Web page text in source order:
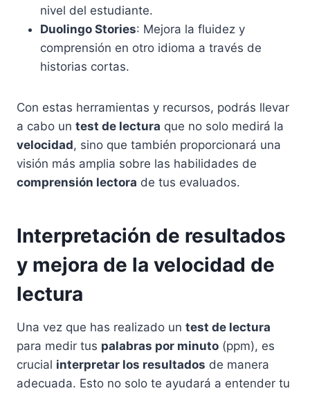
nivel del estudiante.
Duolingo Stories: Mejora la fluidez y
comprensión en otro idioma a través de
historias cortas.
Con estas herramientas y recursos, podrás llevar
a cabo un test de lectura que no solo medirá la
velocidad, sino que también proporcionará una
visión más amplia sobre las habilidades de
comprensión lectora de tus evaluados.
Interpretación de resultados
y mejora de la velocidad de
lectura
Una vez que has realizado un test de lectura
para medir tus palabras por minuto (ppm), es
crucial interpretar los resultados de manera
adecuada. Esto no solo te ayudará a entender tu